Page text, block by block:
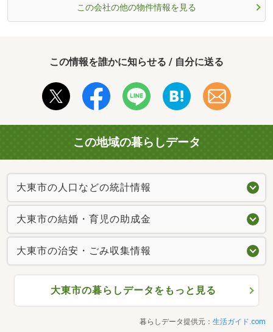
この会社の他の物件情報を見る
この情報を誰かに知らせる / 自分に送る
この地域の暮らしデータ
大東市の人口などの統計情報
大東市の結婚・育児の助成金
大東市の治安・ごみ収集情報
大東市の暮らしデータをもっと見る
暮らしデータ提供元： 生活ガイド.com